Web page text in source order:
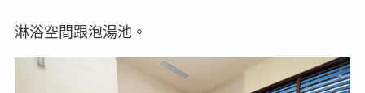
淋浴空間跟泡湯池。